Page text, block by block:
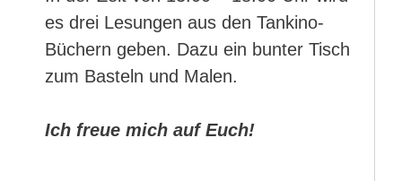
es drei Lesungen aus den Tankino-
Büchern geben. Dazu ein bunter Tisch
zum Basteln und Malen.
Ich freue mich auf Euch!